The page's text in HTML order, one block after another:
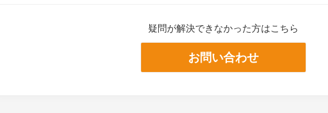
疑問が解決できなかった方はこちら
お問い合わせ